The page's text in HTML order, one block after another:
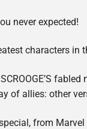
never expected!
characters in
of allies: other
from Marvel